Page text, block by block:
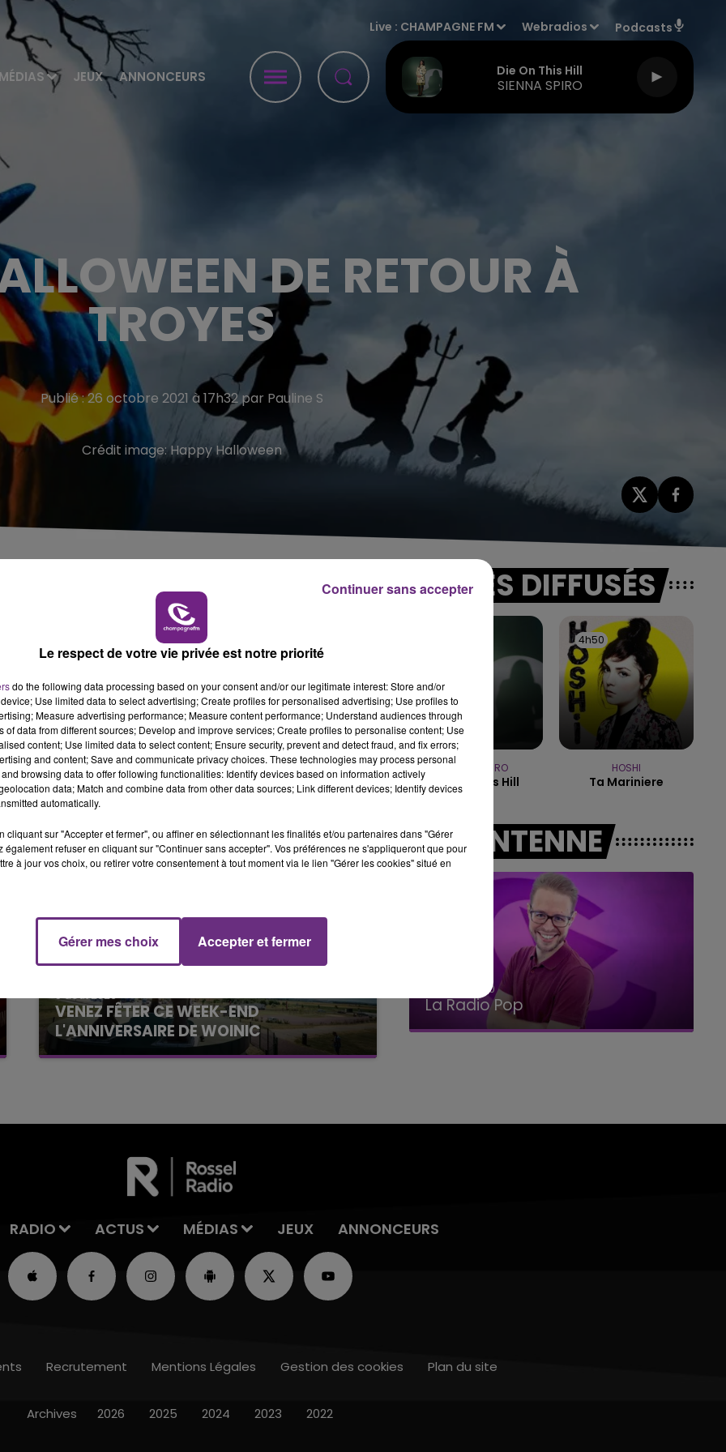
MÉDIAS JEUX ANNONCEURS
Live : CHAMPAGNE FM Webradios Podcasts
Die On This Hill
SIENNA SPIRO
6h00 - 10h00
LA FAMILLE
10h00 - 14h00
LE TICKET DE CAISSE
DE RETOUR À
TROYES
Publié : 26 octobre 2021 à 17h32 par Pauline S
Crédit image:Happy Halloween
de Troyes au parc des Moulins, se tiendra vendredi 29
de la sorcière Baba Yaga".
le hangar situé en face de la Maison des Maraîchers.
du parc dure en moyenne 45 minutes.
5 août 2026
VENEZ FÊTER CE WEEK-END
L'ANNIVERSAIRE DE WOINIC
Ce samedi 8 août sera un grand jour :
TITRES DIFFUSÉS
SIENNA SPIRO
Die On This Hill
4h50
4h50
HOSHI
Ta Mariniere
A L'ANTENNE
La Radio Pop
15h00 - 19h00
Le Club Champagne FM
RADIO ACTUS MÉDIAS JEUX ANNONCEURS
Recrutement Mentions Légales Gestion des cookies Plan du site
Archives 2026 2025 2024 2023 2022
Le respect de votre vie privée est notre priorité
do the following data processing based on your consent and/or our legitimate interest: Store and/or
Use limited data to select advertising; Create profiles for personalised advertising; Use profiles to
Measure advertising performance; Measure content performance; Understand audiences through
of data from different sources; Develop and improve services; Create profiles to personalise content; Use
content; Use limited data to select content; Ensure security, prevent and detect fraud, and fix errors;
and content; Save and communicate privacy choices. These technologies may process personal
browsing data to offer following functionalities: Identify devices based on information actively
data; Match and combine data from other data sources; Link different devices; Identify devices
automatically.
cliquant sur "Accepter et fermer", ou affiner en sélectionnant les finalités et/ou partenaires dans "Gérer
également refuser en cliquant sur "Continuer sans accepter". Vos préférences ne s'appliqueront que pour
à jour vos choix, ou retirer votre consentement à tout moment via le lien "Gérer les cookies" situé en
Gérer mes choix Accepter et fermer
Continuer sans accepter